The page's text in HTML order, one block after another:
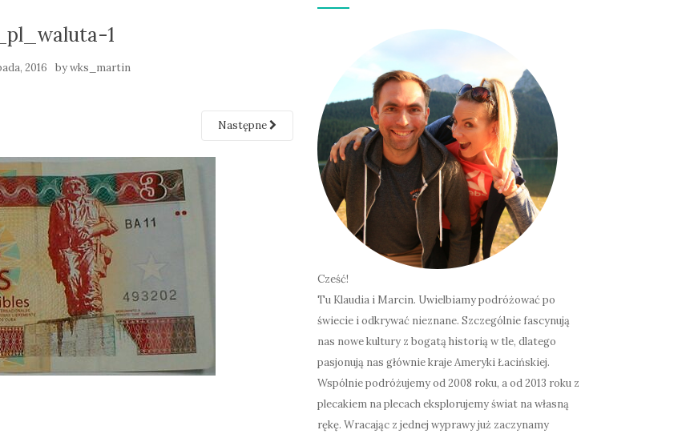
1
2016 bywks_martin
Następne
Cześć!
Tu Klaudia i Marcin. Uwielbiamy podróżować po
świecie i odkrywać nieznane. Szczególnie fascynują
nas nowe kultury z bogatą historią w tle, dlatego
pasjonują nas głównie kraje Ameryki Łacińskiej.
Wspólnie podróżujemy od 2008 roku, a od 2013 roku z
plecakiem na plecach eksplorujemy świat na własną
rękę. Wracając z jednej wyprawy już zaczynamy